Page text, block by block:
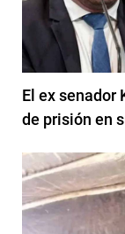
El ex senador
de prisión en